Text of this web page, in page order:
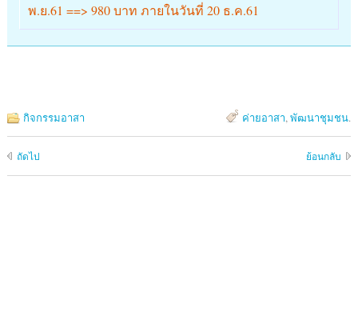
พ.ย.61 ==> 980 บาท ภายในวันที่ 20 ธ.ค.61
กิจกรรมอาสา ค่ายอาสา,พัฒนาชุมชน.
ถัดไป ย้อนกลับ